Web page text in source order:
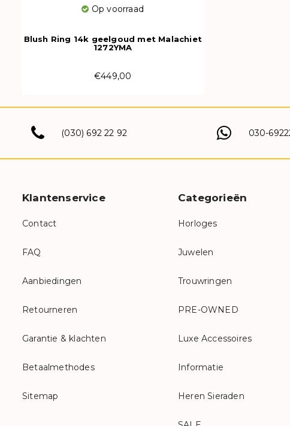
Op voorraad
Blush Ring 14k geelgoud met Malachiet
1272YMA
€449,00
(030) 692 22 92 030-
Klantenservice
Contact
FAQ
Aanbiedingen
Retourneren
Garantie & klachten
Betaalmethodes
Sitemap
Categorieën
Horloges
Juwelen
Trouwringen
PRE-OWNED
Luxe Accessoires
Informatie
Heren Sieraden